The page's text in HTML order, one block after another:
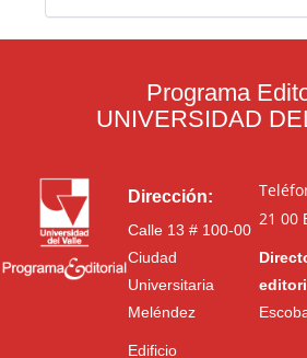
Programa
UNIVERSIDAD
Dirección:
Calle 13 # 100-00
Ciudad
Universitaria
Meléndez
Edificio
21 00